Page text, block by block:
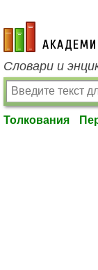
academic.ru
Словари и
Толкования